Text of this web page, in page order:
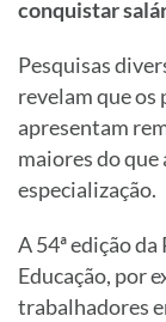
conquistar
Pesquisas
revelam que
apresentam
maiores do que
especialização.
A 54ª edição
Educação, por
trabalhadores